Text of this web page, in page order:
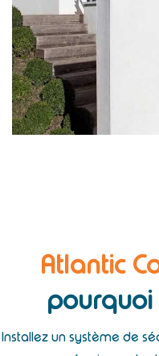
Atlantic
pourquoi
Installez un système de